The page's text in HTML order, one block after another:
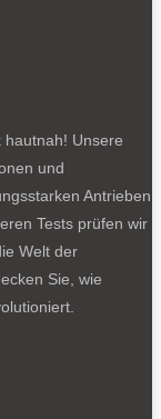
hautnah! Unsere
und
Antrieben
Tests prüfen wir
Welt der
Sie, wie